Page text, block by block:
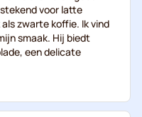
voor latte
zwarte koffie. Ik vind
smaak. Hij biedt
een delicate